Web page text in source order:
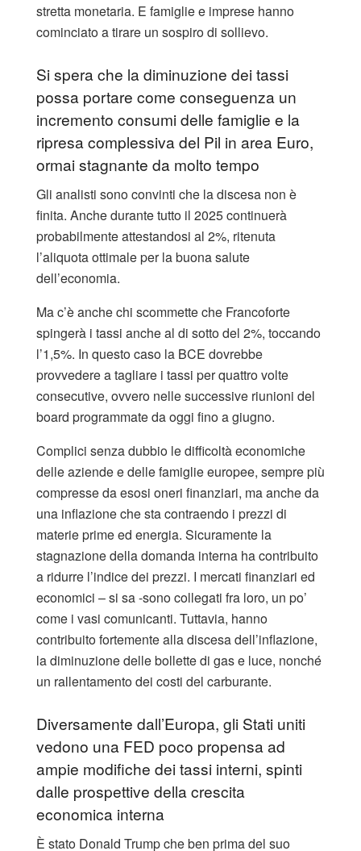
stretta monetaria. E famiglie e imprese hanno
cominciato a tirare un sospiro di sollievo.
Si spera che la diminuzione dei tassi
possa portare come conseguenza un
incremento consumi delle famiglie e la
ripresa complessiva del Pil in area Euro,
ormai stagnante da molto tempo
Gli analisti sono convinti che la discesa non è
finita. Anche durante tutto il 2025 continuerà
probabilmente attestandosi al 2%, ritenuta
l’aliquota ottimale per la buona salute
dell’economia.
Ma c’è anche chi scommette che Francoforte
spingerà i tassi anche al di sotto del 2%, toccando
l’1,5%. In questo caso la BCE dovrebbe
provvedere a tagliare i tassi per quattro volte
consecutive, ovvero nelle successive riunioni del
board programmate da oggi fino a giugno.
Complici senza dubbio le difficoltà economiche
delle aziende e delle famiglie europee, sempre più
compresse da esosi oneri finanziari, ma anche da
una inflazione che sta contraendo i prezzi di
materie prime ed energia. Sicuramente la
stagnazione della domanda interna ha contribuito
a ridurre l’indice dei prezzi. I mercati finanziari ed
economici – si sa -sono collegati fra loro, un po’
come i vasi comunicanti. Tuttavia, hanno
contribuito fortemente alla discesa dell’inflazione,
la diminuzione delle bollette di gas e luce, nonché
un rallentamento dei costi del carburante.
Diversamente dall’Europa, gli Stati uniti
vedono una FED poco propensa ad
ampie modifiche dei tassi interni, spinti
dalle prospettive della crescita
economica interna
È stato Donald Trump che ben prima del suo